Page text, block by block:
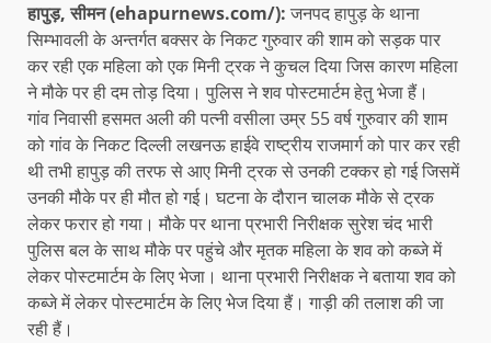
हापुड़, सीमन (ehapurnews.com/): जनपद हापुड़ के थाना
सिम्भावली के अन्तर्गत बक्सर के निकट गुरुवार की शाम को सड़क पार
कर रही एक महिला को एक मिनी ट्रक ने कुचल दिया जिस कारण महिला
ने मौके पर ही दम तोड़ दिया। पुलिस ने शव पोस्टमार्टम हेतु भेजा हैं।
गांव निवासी हसमत अली की पत्नी वसीला उम्र 55 वर्ष गुरुवार की शाम
को गांव के निकट दिल्ली लखनऊ हाईवे राष्ट्रीय राजमार्ग को पार कर रही
थी तभी हापुड़ की तरफ से आए मिनी ट्रक से उनकी टक्कर हो गई जिसमें
उनकी मौके पर ही मौत हो गई। घटना के दौरान चालक मौके से ट्रक
लेकर फरार हो गया। मौके पर थाना प्रभारी निरीक्षक सुरेश चंद भारी
पुलिस बल के साथ मौके पर पहुंचे और मृतक महिला के शव को कब्जे में
लेकर पोस्टमार्टम के लिए भेजा। थाना प्रभारी निरीक्षक ने बताया शव को
कब्जे में लेकर पोस्टमार्टम के लिए भेज दिया हैं। गाड़ी की तलाश की जा
रही हैं।